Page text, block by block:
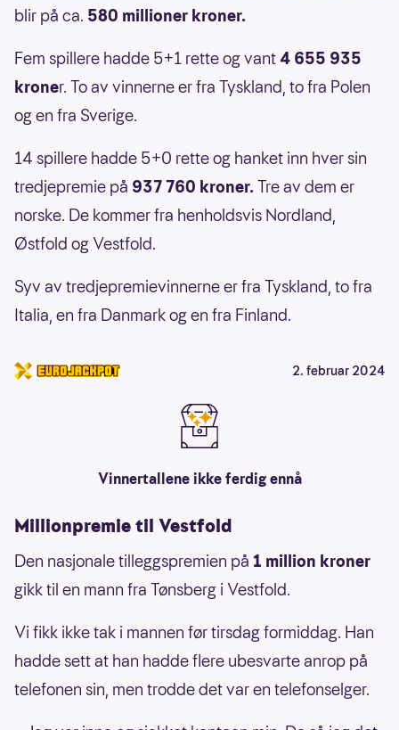
blir på ca. 580 millioner kroner.
Fem spillere hadde 5+1 rette og vant 4 655 935
kroner. To av vinnerne er fra Tyskland, to fra Polen
og en fra Sverige.
14 spillere hadde 5+0 rette og hanket inn hver sin
tredjepremie på 937 760 kroner.Tre av dem er
norske. De kommer fra henholdsvis Nordland,
Østfold og Vestfold.
Syv av tredjepremievinnerne er fra Tyskland, to fra
Italia, en fra Danmark og en fra Finland.
2. februar 2024
Vinnertallene ikke ferdig ennå
Millionpremie til Vestfold
Den nasjonale tilleggspremien på 1 million kroner
gikk til en mann fra Tønsberg i Vestfold.
Vi fikk ikke tak i mannen før tirsdag formiddag. Han
hadde sett at han hadde flere ubesvarte anrop på
telefonen sin, men trodde det var en telefonselger.